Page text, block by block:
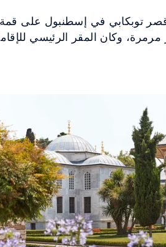
توبكابي في إسطنبول على قمة
وكان المقر الرئيسي للإقامة